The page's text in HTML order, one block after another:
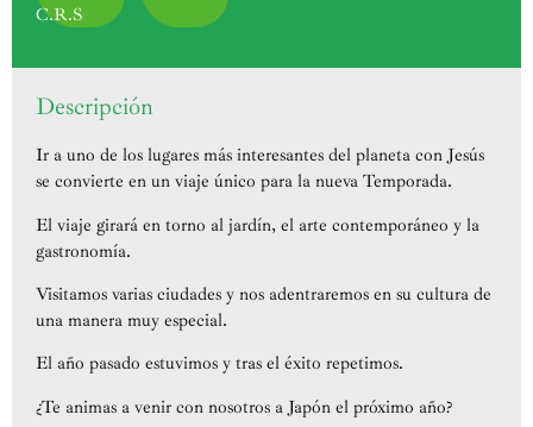
C.R.S
Descripción
Ir a uno de los lugares más interesantes del planeta con Jesús
se convierte en un viaje único para la nueva Temporada.
El viaje girará en torno al jardín, el arte contemporáneo y la
gastronomía.
Visitamos varias ciudades y nos adentraremos en su cultura de
una manera muy especial.
El año pasado estuvimos y tras el éxito repetimos.
¿Te animas a venir con nosotros a Japón el próximo año?